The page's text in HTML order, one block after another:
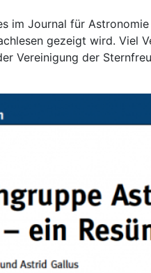
im Journal für
gezeigt wird. Viel
Vereinigung der